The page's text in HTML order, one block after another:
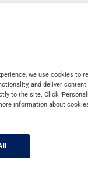
l'arthrite
ait indiqué un
Ce
we use cookies to
and deliver
to the site. Click
information about